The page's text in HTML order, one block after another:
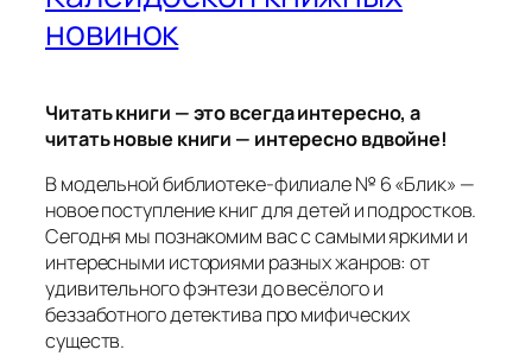
новинок
Читать книги — это всегда интересно, а
читать новые книги — интересно вдвойне!
В модельной библиотеке‑филиале № 6 «Блик» —
новое поступление книг для детей и подростков.
Сегодня мы познакомим вас с самыми яркими и
интересными историями разных жанров: от
удивительного фэнтези до весёлого и
беззаботного детектива про мифических
существ.